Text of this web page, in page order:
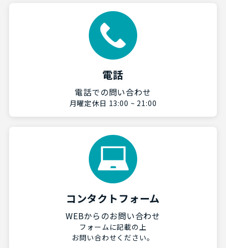
電話
電話での問い合わせ
月曜定休日 13:00 ~ 21:00
コンタクトフォーム
WEBからのお問い合わせ
フォームに記載の上
お問い合わせください。